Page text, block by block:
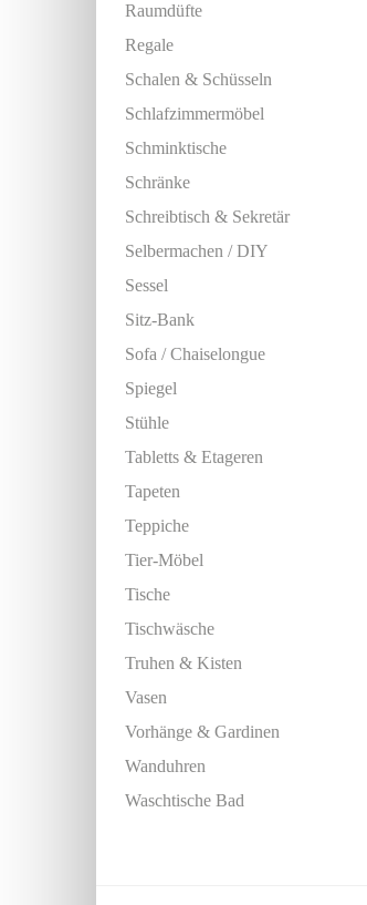
Raumdüfte
Regale
Schalen & Schüsseln
Schlafzimmermöbel
Schminktische
Schränke
Schreibtisch & Sekretär
Selbermachen / DIY
Sessel
Sitz-Bank
Sofa / Chaiselongue
Spiegel
Stühle
Tabletts & Etageren
Tapeten
Teppiche
Tier-Möbel
Tische
Tischwäsche
Truhen & Kisten
Vasen
Vorhänge & Gardinen
Wanduhren
Waschtische Bad